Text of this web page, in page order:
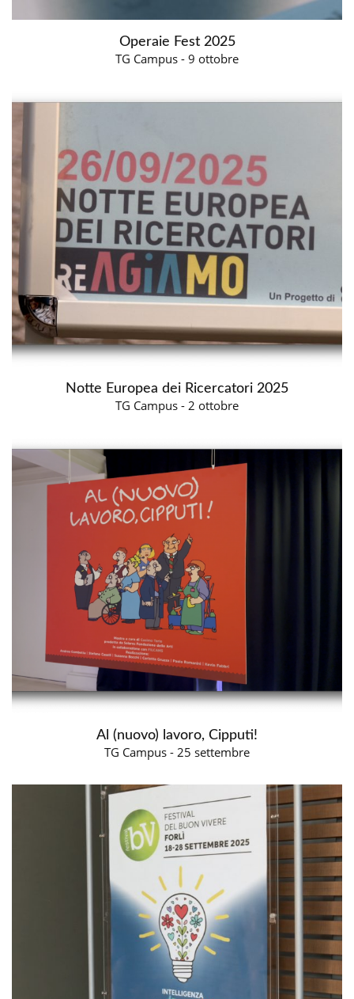
Operaie Fest 2025
TG Campus - 9 ottobre
Notte Europea dei Ricercatori 2025
TG Campus - 2 ottobre
Al (nuovo) lavoro, Cipputi!
TG Campus - 25 settembre